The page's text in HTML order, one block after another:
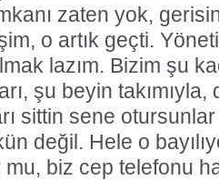
zaten yok,
o artık geçti.
lazım. Bizim şu
şu beyin takımıyla,
sittin sene
değil. Hele o
biz cep telefonu